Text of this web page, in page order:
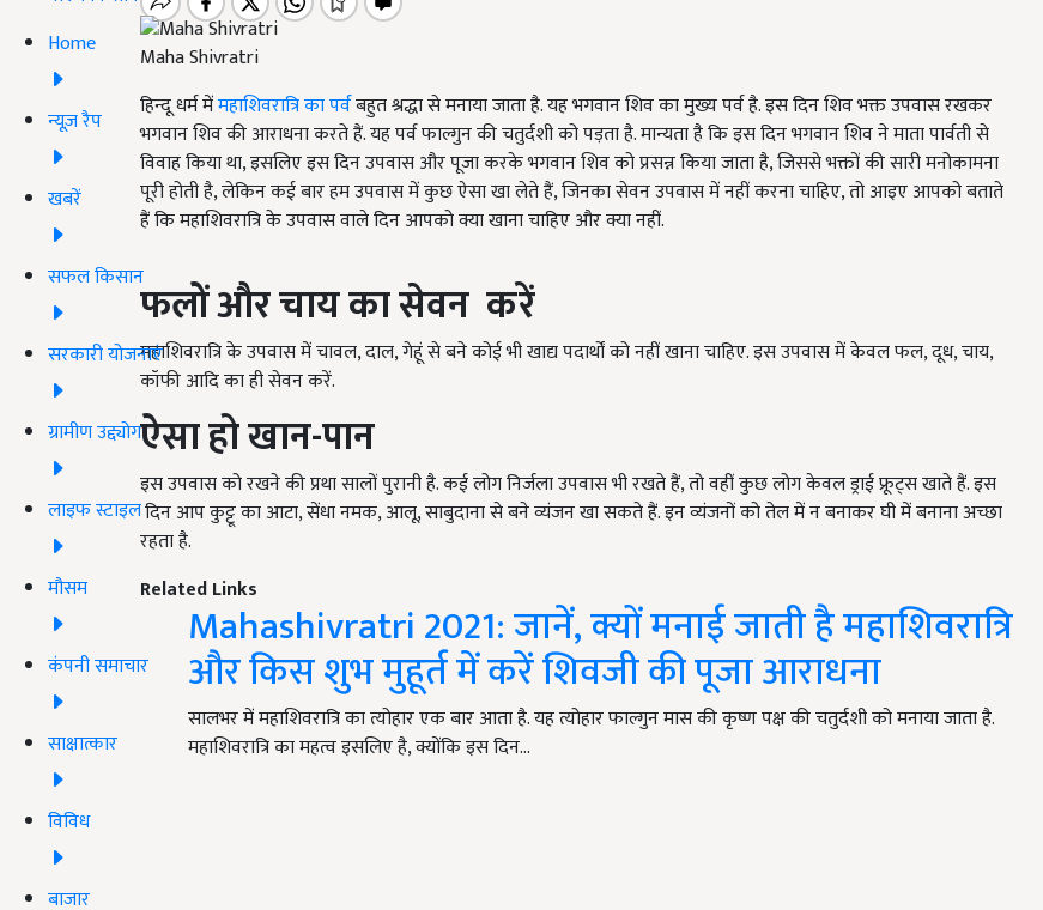
Home
न्यूज़ रैप
खबरें
सफल किसान
सरकारी योजनाएं
ग्रामीण उद्द्योग
लाइफ स्टाइल
मौसम
कंपनी समाचार
साक्षात्कार
विविध
बाजार
Maha Shivratri
हिन्दू धर्म मेंमहाशिवरात्रि का पर्वबहुत श्रद्धा से मनाया जाता है. यह भगवान शिव का मुख्य पर्व है. इस दिन शिव भक्त उपवास रखकर
भगवान शिव की आराधना करते हैं. यह पर्व फाल्गुन की चतुर्दशी को पड़ता है. मान्यता है कि इस दिन भगवान शिव ने माता पार्वती से
विवाह किया था, इसलिए इस दिन उपवास और पूजा करके भगवान शिव को प्रसन्न किया जाता है, जिससे भक्तों की सारी मनोकामना
पूरी होती है, लेकिन कई बार हम उपवास में कुछ ऐसा खा लेते हैं, जिनका सेवन उपवास में नहीं करना चाहिए, तो आइए आपको बताते
हैं कि महाशिवरात्रि के उपवास वाले दिन आपको क्या खाना चाहिए और क्या नहीं.
फलों और चाय का सेवन करें
महाशिवरात्रि के उपवास में चावल, दाल, गेहूं से बने कोई भी खाद्य पदार्थों को नहीं खाना चाहिए. इस उपवास में केवल फल, दूध, चाय,
कॉफी आदि का ही सेवन करें.
ऐसा हो खान-पान
इस उपवास को रखने की प्रथा सालों पुरानी है. कई लोग निर्जला उपवास भी रखते हैं, तो वहीं कुछ लोग केवल ड्राई फ्रूट्स खाते हैं. इस
दिन आप कुट्टू का आटा, सेंधा नमक, आलू, साबुदाना से बने व्यंजन खा सकते हैं. इन व्यंजनों को तेल में न बनाकर घी में बनाना अच्छा
रहता है.
Related Links
Mahashivratri 2021: जानें, क्यों मनाई जाती है महाशिवरात्रि
और किस शुभ मुहूर्त में करें शिवजी की पूजा आराधना
सालभर में महाशिवरात्रि का त्योहार एक बार आता है. यह त्योहार फाल्गुन मास की कृष्ण पक्ष की चतुर्दशी को मनाया जाता है.
महाशिवरात्रि का महत्व इसलिए है, क्योंकि इस दिन…